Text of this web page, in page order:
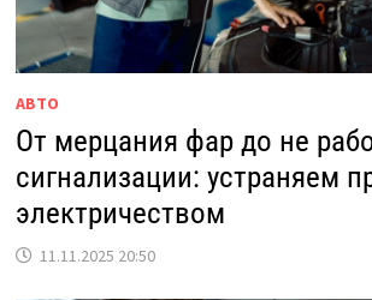
АВТО
От мерцания фар до не
сигнализации: устраняем
электричеством
11.11.2025 20:50